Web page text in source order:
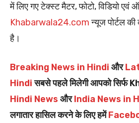
में लिए गए टेक्स्ट मैटर, फोटो, विडियो
Khabarwala24.comन्यूज पोर्टल की
है।
Breaking News in Hindi और
Hindiसबसे पहले मिलेगी आपको सिर्फ
Hindi News औरIndia News in
लगातार हासिल करने के लिए हमें